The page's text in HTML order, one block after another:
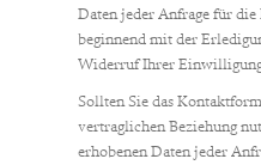
Daten jeder Anfrage für
beginnend mit der
Widerruf Ihrer
Sollten Sie das
vertraglichen Beziehung
erhobenen Daten jeder